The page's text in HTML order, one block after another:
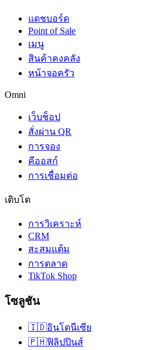
แดชบอร์ด
Point of Sale
เมนู
สินค้าคงคลัง
หน้าจอครัว
Omni
เว็บช็อป
สั่งผ่าน QR
การจอง
คีออสก์
การเชื่อมต่อ
เติบโต
การวิเคราะห์
CRM
สะสมแต้ม
การตลาด
TikTok Shop
โซลูชัน
🇮🇩อินโดนีเซีย
🇵🇭ฟิลิปปินส์